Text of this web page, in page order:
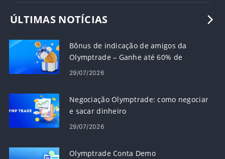
ÚLTIMAS NOTÍCIAS
Bônus de indicação de amigos da
Olymptrade – Ganhe até 60% de
comissão sobre indicações
29/07/2026
Negociação Olymptrade: como negociar
e sacar dinheiro
29/07/2026
Olymptrade Conta Demo